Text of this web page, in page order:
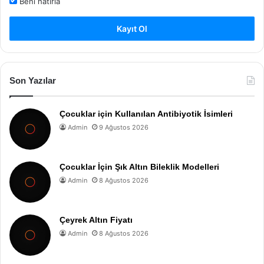
Kayıt Ol
Son Yazılar
Çocuklar için Kullanılan Antibiyotik İsimleri
Admin 9 Ağustos 2026
Çocuklar İçin Şık Altın Bileklik Modelleri
Admin 8 Ağustos 2026
Çeyrek Altın Fiyatı
Admin 8 Ağustos 2026